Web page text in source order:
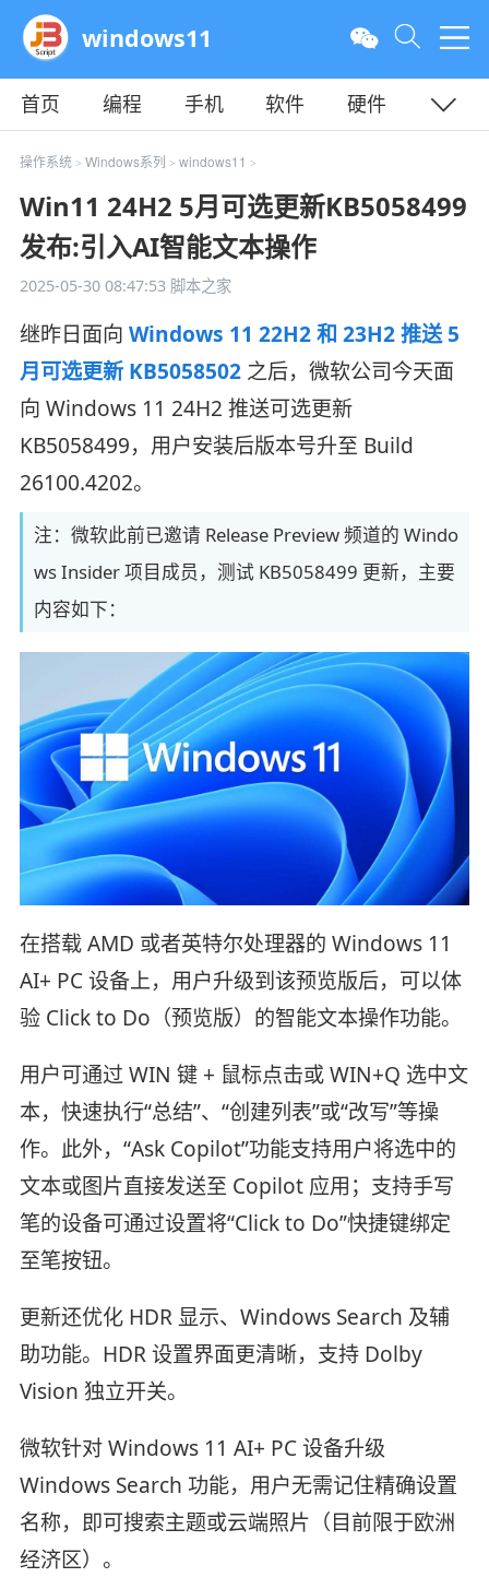
windows11
首页 编程 手机 软件
硬件
教程
平面 服务器
操作系统> Windows系列 > windows11 >
Win11 24H2 5月可选更新KB5058499
发布:引入AI智能文本操作
2025-05-30 08:47:53脚本之家
继昨日面向 Windows 11 22H2 和 23H2 推送 5
月可选更新 KB5058502之后，微软公司今天面
向 Windows 11 24H2 推送可选更新
KB5058499，用户安装后版本号升至 Build
26100.4202。
注：微软此前已邀请 Release Preview 频道的 Windo
ws Insider 项目成员，测试 KB5058499 更新，主要
内容如下：
在搭载 AMD 或者英特尔处理器的 Windows 11
AI+ PC 设备上，用户升级到该预览版后，可以体
验 Click to Do（预览版）的智能文本操作功能。
用户可通过 WIN 键 + 鼠标点击或 WIN+Q 选中文
本，快速执行“总结”、“创建列表”或“改写”等操
作。此外，“Ask Copilot”功能支持用户将选中的
文本或图片直接发送至 Copilot 应用；支持手写
笔的设备可通过设置将“Click to Do”快捷键绑定
至笔按钮。
更新还优化 HDR 显示、Windows Search 及辅
助功能。HDR 设置界面更清晰，支持 Dolby
Vision 独立开关。
微软针对 Windows 11 AI+ PC 设备升级
Windows Search 功能，用户无需记住精确设置
名称，即可搜索主题或云端照片（目前限于欧洲
经济区）。